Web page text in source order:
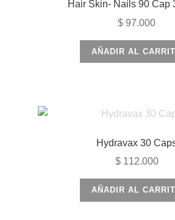
Hair Skin- Nails 90 Cap
$ 97.000
AÑADIR AL
Hydravax 30
$112.000
AÑADIR AL